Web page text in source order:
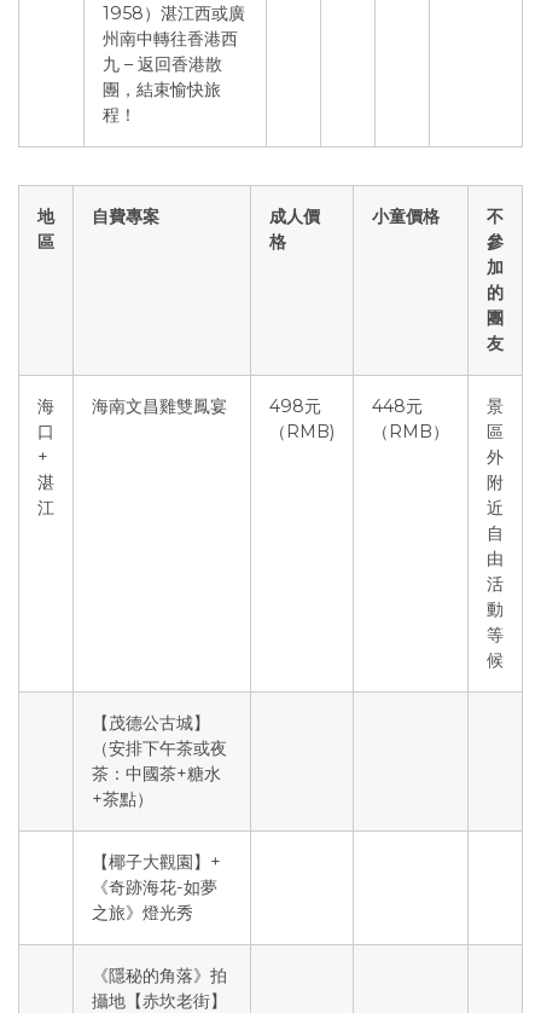
1958）湛江西或廣
州南中轉往香港西
九 – 返回香港散
團，結束愉快旅
程！
地
區
自費專案
成人價
格
小童價格
不
參
加
的
團
友
海
口
+
湛
江
海南文昌雞雙鳳宴
498元
（RMB)
448元
（RMB）
景
區
外
附
近
自
由
活
動
等
候
【茂德公古城】
（安排下午茶或夜
茶：中國茶+糖水
+茶點）
【椰子大觀園】+
《奇跡海花-如夢
之旅》燈光秀
《隱秘的角落》拍
攝地【赤坎老街】